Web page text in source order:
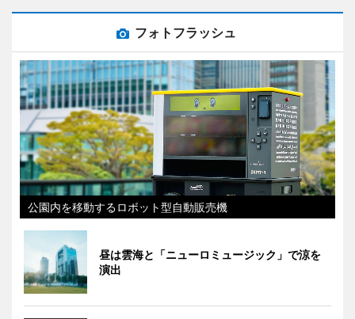
フォトフラッシュ
公園内を移動するロボット型自動販売機
昼は雲海と「ニューロミュージック」で涼を
演出